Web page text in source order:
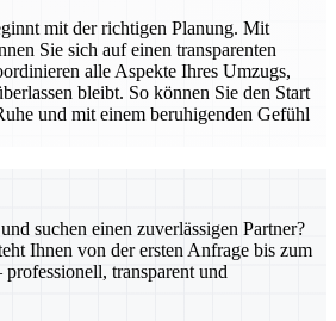
mit der richtigen Planung. Mit
Sie sich auf einen transparenten
alle Aspekte Ihres Umzugs,
bleibt. So können Sie den Start
und mit einem beruhigenden Gefühl
suchen einen zuverlässigen Partner?
Ihnen von der ersten Anfrage bis zum
transparent und